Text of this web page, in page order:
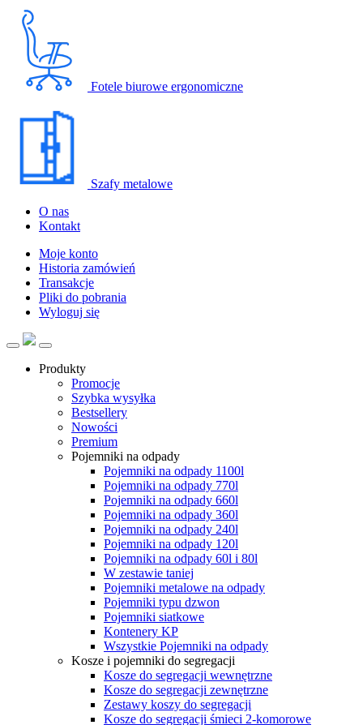
Fotele biurowe ergonomiczne
Szafy metalowe
O nas
Kontakt
Moje konto
Historia zamówień
Transakcje
Pliki do pobrania
Wyloguj się
Produkty
Promocje
Szybka wysyłka
Bestsellery
Nowości
Premium
Pojemniki na odpady
Pojemniki na odpady 1100l
Pojemniki na odpady 770l
Pojemniki na odpady 660l
Pojemniki na odpady 360l
Pojemniki na odpady 240l
Pojemniki na odpady 120l
Pojemniki na odpady 60l i 80l
W zestawie taniej
Pojemniki metalowe na odpady
Pojemniki typu dzwon
Pojemniki siatkowe
Kontenery KP
Wszystkie Pojemniki na odpady
Kosze i pojemniki do segregacji
Kosze do segregacji wewnętrzne
Kosze do segregacji zewnętrzne
Zestawy koszy do segregacji
Kosze do segregacji śmieci 2-komorowe